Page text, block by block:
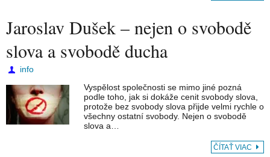
Jaroslav Dušek – nejen o svobodě
slova a svobodě ducha
info
Vyspělost společnosti se mimo jiné pozná
podle toho, jak si dokáže cenit svobody slova,
protože bez svobody slova přijde velmi rychle o
všechny ostatní svobody. Nejen o svobodě
slova a…
ČÍTAŤ VIAC